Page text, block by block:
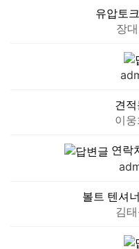
유압토
장
견
이웅
연락
볼트 텐셔
김